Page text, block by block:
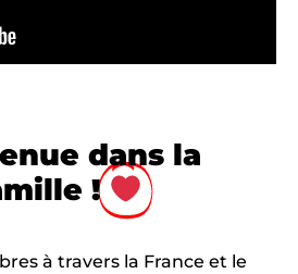
dans la
!
à travers la France et le